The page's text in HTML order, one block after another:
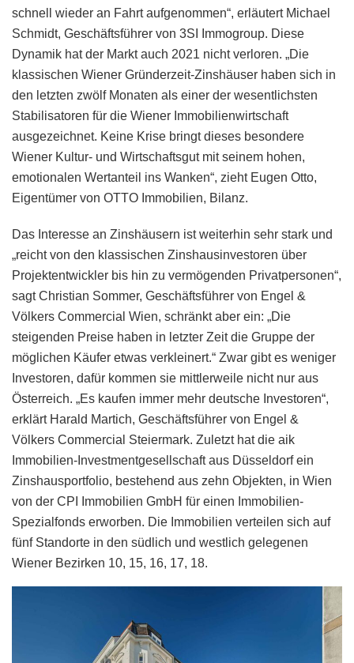
schnell wieder an Fahrt aufgenommen“, erläutert Michael
Schmidt, Geschäftsführer von 3SI Immogroup. Diese
Dynamik hat der Markt auch 2021 nicht verloren. „Die
klassischen Wiener Gründerzeit-Zinshäuser haben sich in
den letzten zwölf Monaten als einer der wesentlichsten
Stabilisatoren für die Wiener Immobilienwirtschaft
ausgezeichnet. Keine Krise bringt dieses besondere
Wiener Kultur- und Wirtschaftsgut mit seinem hohen,
emotionalen Wertanteil ins Wanken“, zieht Eugen Otto,
Eigentümer von OTTO Immobilien, Bilanz.
Das Interesse an Zinshäusern ist weiterhin sehr stark und
„reicht von den klassischen Zinshausinvestoren über
Projektentwickler bis hin zu vermögenden Privatpersonen“,
sagt Christian Sommer, Geschäftsführer von Engel &
Völkers Commercial Wien, schränkt aber ein: „Die
steigenden Preise haben in letzter Zeit die Gruppe der
möglichen Käufer etwas verkleinert.“ Zwar gibt es weniger
Investoren, dafür kommen sie mittlerweile nicht nur aus
Österreich. „Es kaufen immer mehr deutsche Investoren“,
erklärt Harald Martich, Geschäftsführer von Engel &
Völkers Commercial Steiermark. Zuletzt hat die aik
Immobilien-Investmentgesellschaft aus Düsseldorf ein
Zinshausportfolio, bestehend aus zehn Objekten, in Wien
von der CPI Immobilien GmbH für einen Immobilien-
Spezialfonds erworben. Die Immobilien verteilen sich auf
fünf Standorte in den südlich und westlich gelegenen
Wiener Bezirken 10, 15, 16, 17, 18.